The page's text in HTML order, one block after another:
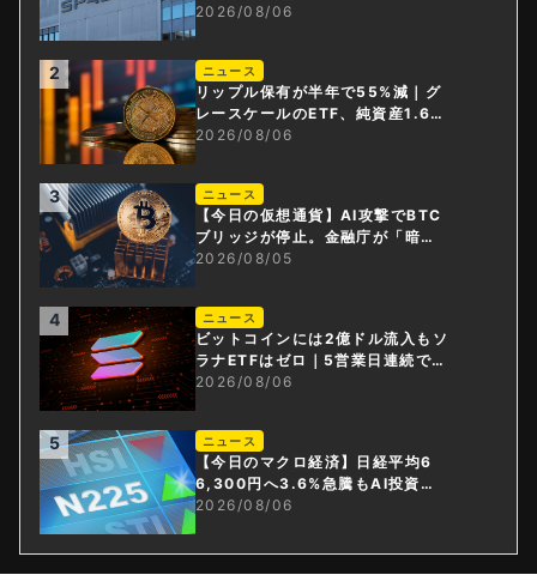
円相当のBTCが盗難
2026/08/06
2 ニュース
リップル保有が半年で55%減｜グ
レースケールのETF、純資産1.6億
ドル減
2026/08/06
3 ニュース
【今日の仮想通貨】AI攻撃でBTC
ブリッジが停止。金融庁が「暗号
資産・ステーブルコイン課」新設
2026/08/05
4 ニュース
ビットコインには2億ドル流入もソ
ラナETFはゼロ｜5営業日連続で停
止
2026/08/06
5 ニュース
【今日のマクロ経済】日経平均6
6,300円へ3.6%急騰もAI投資回
収懸念が再燃
2026/08/06